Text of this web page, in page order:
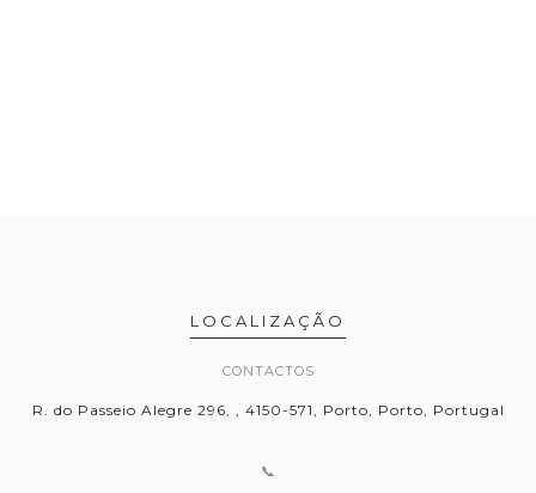
LOCALIZAÇÃO
CONTACTOS
R. do Passeio Alegre 296, , 4150-571, Porto, Porto, Portugal
📞